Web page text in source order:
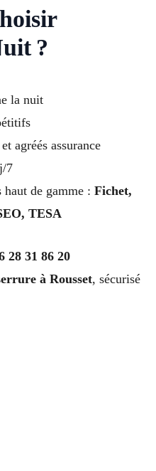
?
la nuit
agréés assurance
7
haut de gamme : Fichet,
TESA
28 31 86 20
à Rousset, sécurisé